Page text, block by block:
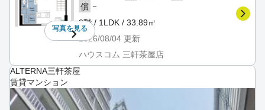
写真を見る
償 －
2階 / 1LDK / 33.89㎡
2026/08/04 更新
ハウスコム 三軒茶屋店
ALTERNA三軒茶屋
賃貸マンション